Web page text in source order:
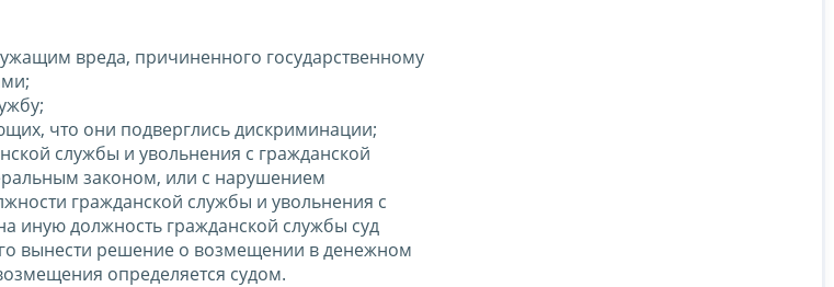
вреда, причиненного государственному
что они подверглись дискриминации;
службы и увольнения с гражданской
законом, или с нарушением
гражданской службы и увольнения с
иную должность гражданской службы суд
вынести решение о возмещении в денежном
определяется судом.